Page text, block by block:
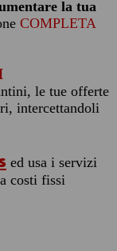
la tua
COMPLETA
le tue offerte
intercettandoli
ed usa i servizi
costi fissi